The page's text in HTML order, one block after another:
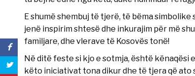
E shumë shembuj të tjerë, të bëma
jenë inspirim shtesë dhe inkurajim për më
familjare, dhe vlerave të Kosovës tonë!
Në ditë feste si kjo e sotmja, është
këto iniciativat tona dikur dhe të tjera që ato